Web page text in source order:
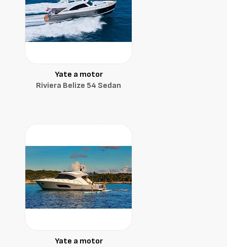
Yate a motor
Riviera Belize 54 Sedan
Yate a motor